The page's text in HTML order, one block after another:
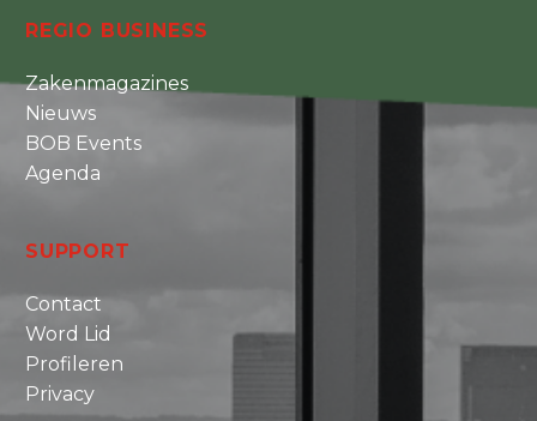
REGIO BUSINESS
Zakenmagazines
Nieuws
BOB Events
Agenda
SUPPORT
Contact
Word Lid
Profileren
Privacy